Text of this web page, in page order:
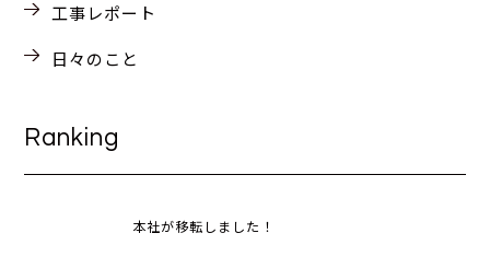
工事レポート
日々のこと
Ranking
本社が移転しました！